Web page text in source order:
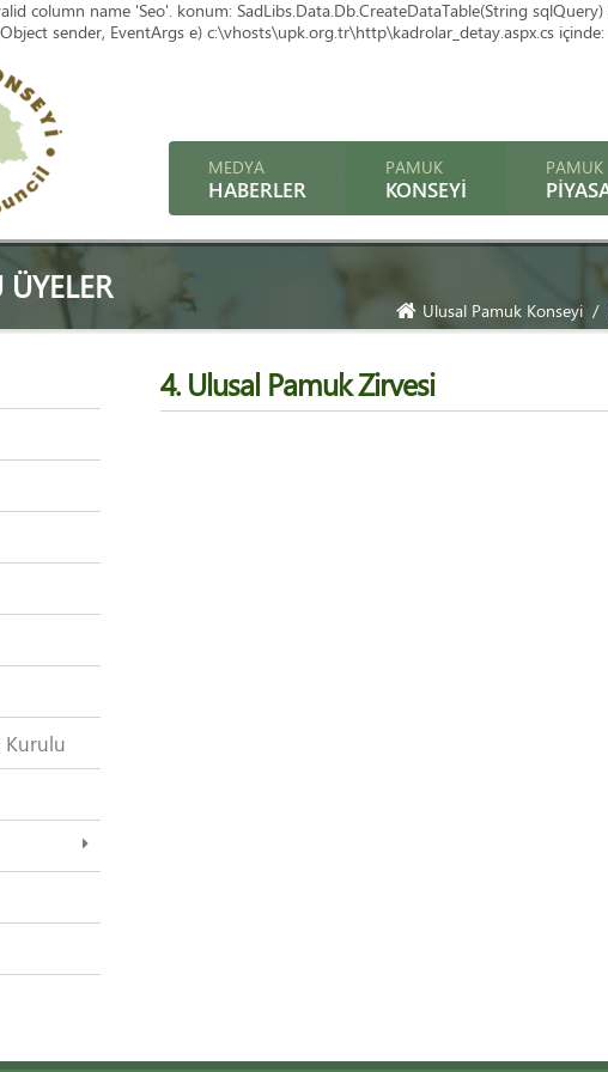
column name 'Seo'. konum: SadLibs.Data.Db.CreateDataTable(String
sender, EventArgs e) c:\vhosts\upk.org.tr\http\kadrolar_detay.aspx.cs içinde:
MEDYA
HABERLER
PAMUK
KONSEYI
PAMUK
Ulusal Pamuk Konseyi
4. Ulusal Pamuk Zirvesi
Kurulu